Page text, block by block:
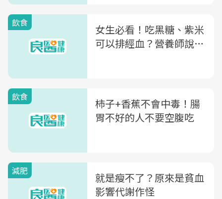
飲食
女生必看！吃黑糖、紫米
可以排經血？營養師說…
飲食
柿子+香蕉不會中毒！腸
胃不好的人不要空腹吃
減肥
就是瘦不了？原來是貧血
影響代謝作怪